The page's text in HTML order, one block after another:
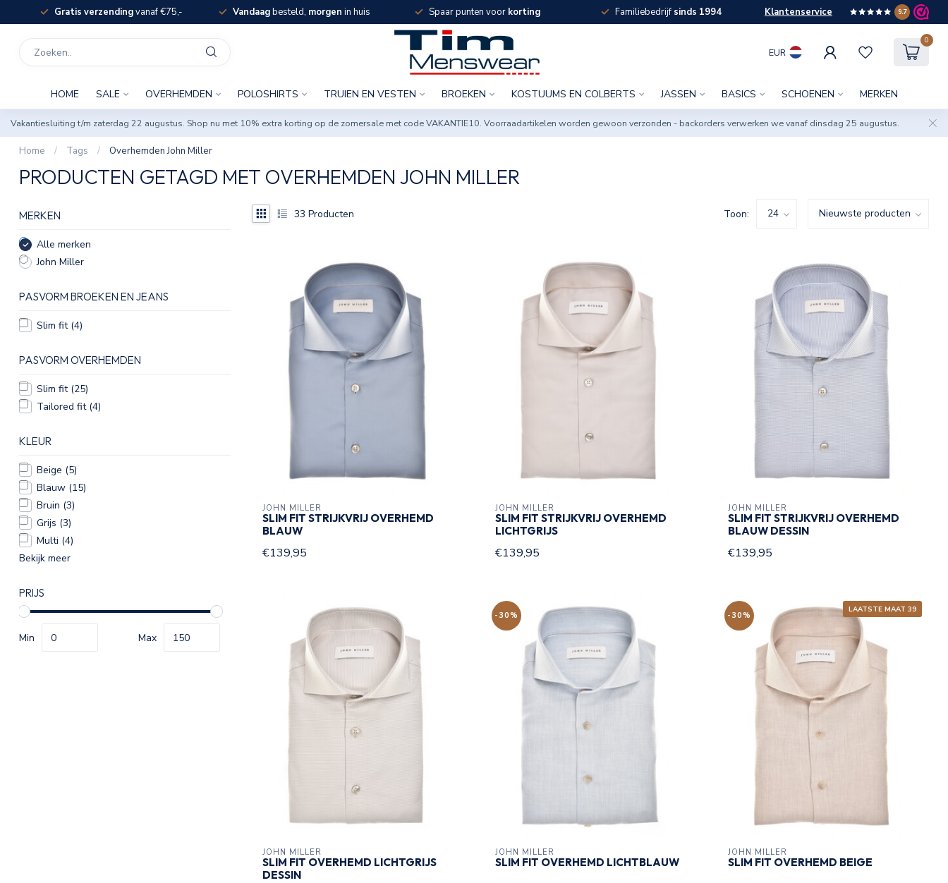
Gratis verzendingvanaf €75,- Vandaagbesteld, morgen in huis Spaar punten voor korting Familiebedrijf sinds 1994 Klantenservice 9.7
EUR
0
HOME SALE OVERHEMDEN POLOSHIRTS TRUIEN EN VESTEN BROEKEN KOSTUUMS EN COLBERTS JASSEN BASICS SCHOENEN MERKEN
Vakantiesluiting t/m zaterdag 22 augustus. Shop nu met 10% extra korting op de zomersale met code VAKANTIE10. Voorraadartikelen worden gewoon verzonden - backorders verwerken we vanaf dinsdag 25 augustus.
Home / Tags / Overhemden John Miller
PRODUCTEN GETAGD MET OVERHEMDEN JOHN MILLER
MERKEN
Alle merken
John Miller
PASVORM BROEKEN EN JEANS
Slim fit (4)
PASVORM OVERHEMDEN
Slim fit (25)
Tailored fit (4)
KLEUR
Beige (5)
Blauw (15)
Bruin (3)
Grijs (3)
Multi (4)
Bekijk meer
PRIJS
Min Max
33 Producten Toon:
JOHN MILLER
SLIM FIT STRIJKVRIJ OVERHEMD
BLAUW
€139,95
JOHN MILLER
SLIM FIT STRIJKVRIJ OVERHEMD
LICHTGRIJS
€139,95
JOHN MILLER
SLIM FIT STRIJKVRIJ OVERHEMD
BLAUW DESSIN
€139,95
JOHN MILLER
SLIM FIT OVERHEMD LICHTGRIJS
DESSIN
-30%
JOHN MILLER
SLIM FIT OVERHEMD LICHTBLAUW
LAATSTE MAAT 39
-30%
JOHN MILLER
SLIM FIT OVERHEMD BEIGE